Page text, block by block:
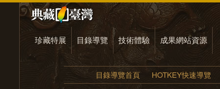
珍藏特展 目錄導覽 技術體驗 成果網站資源
目錄導覽首頁 HOTKEY快速導覽